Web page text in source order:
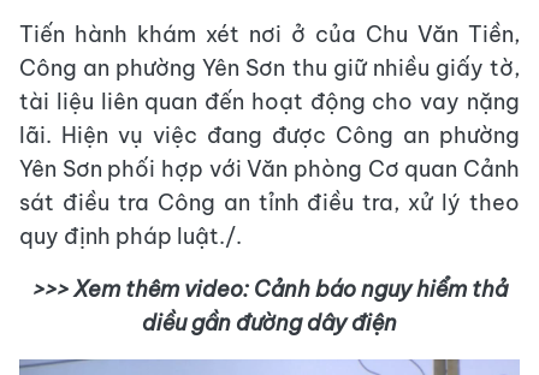
Tiến hành khám xét nơi ở của Chu Văn Tiền,
Công an phường Yên Sơn thu giữ nhiều giấy tờ,
tài liệu liên quan đến hoạt động cho vay nặng
lãi. Hiện vụ việc đang được Công an phường
Yên Sơn phối hợp với Văn phòng Cơ quan Cảnh
sát điều tra Công an tỉnh điều tra, xử lý theo
quy định pháp luật./.
>>> Xem thêm video: Cảnh báo nguy hiểm thả
diều gần đường dây điện